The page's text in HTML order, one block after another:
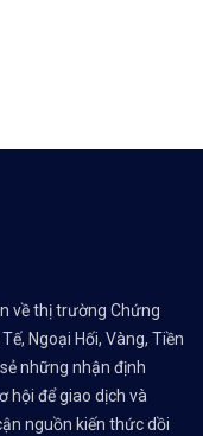
về thị trường Chứng
Ngoại Hối, Vàng, Tiền
những nhận định
hội để giao dịch và
nguồn kiến thức dồi